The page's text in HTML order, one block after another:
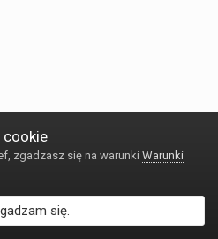
cookie
zgadzasz się na warunki Warunki
się.